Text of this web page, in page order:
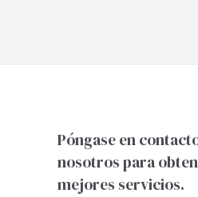
Póngase en
nosotros para
mejores servicios.